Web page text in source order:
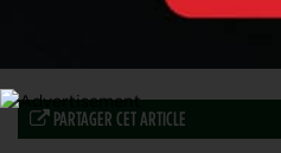
PARTAGER CET ARTICLE